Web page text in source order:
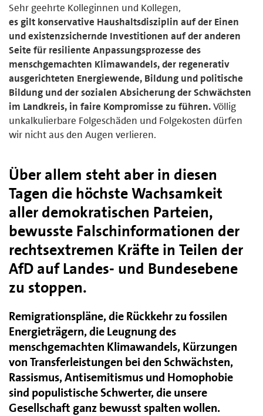
Sehr geehrte Kolleginnen und Kollegen,
es gilt konservative Haushaltsdisziplin auf der Einen
und existenzsichernde Investitionen auf der anderen
Seite für resiliente Anpassungsprozesse des
menschgemachten Klimawandels, der regenerativ
ausgerichteten Energiewende, Bildung und politische
Bildung und der sozialen Absicherung der Schwächsten
im Landkreis, in faire Kompromisse zu führen.Völlig
unkalkulierbare Folgeschäden und Folgekosten dürfen
wir nicht aus den Augen verlieren.
Über allem steht aber in diesen
Tagen die höchste Wachsamkeit
aller demokratischen Parteien,
bewusste Falschinformationen der
rechtsextremen Kräfte in Teilen der
AfD auf Landes- und Bundesebene
zu stoppen.
Remigrationspläne, die Rückkehr zu fossilen
Energieträgern, die Leugnung des
menschgemachten Klimawandels, Kürzungen
von Transferleistungen bei den Schwächsten,
Rassismus, Antisemitismus und Homophobie
sind populistische Schwerter, die unsere
Gesellschaft ganz bewusst spalten wollen.